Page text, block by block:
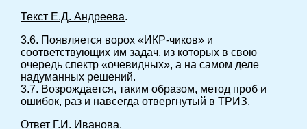
Текст Е.Д. Андреева.
3.6. Появляется ворох «ИКР-чиков» и
соответствующих им задач, из которых в свою
очередь спектр «очевидных», а на самом деле
надуманных решений.
3.7. Возрождается, таким образом, метод проб и
ошибок, раз и навсегда отвергнутый в ТРИЗ.
Ответ Г.И. Иванова.